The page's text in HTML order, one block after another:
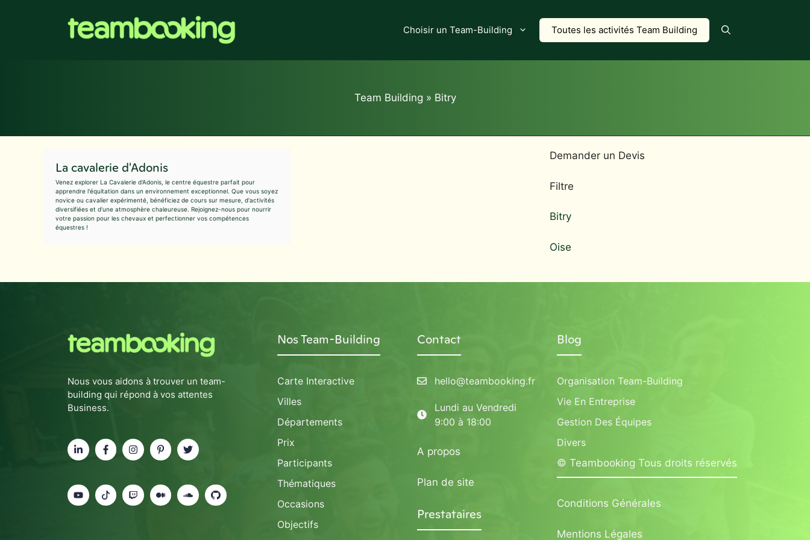
Choisir un Team-Building Toutes les activités Team Building
Team Building » Bitry
La cavalerie d'Adonis
Venez explorer La Cavalerie d'Adonis, le centre équestre parfait pour
apprendre l'équitation dans un environnement exceptionnel. Que vous soyez
novice ou cavalier expérimenté, bénéficiez de cours sur mesure, d'activités
diversifiées et d'une atmosphère chaleureuse. Rejoignez-nous pour nourrir
votre passion pour les chevaux et perfectionner vos compétences
équestres !
Demander un Devis
Filtre
Bitry
Oise
Nous vous aidons à trouver un team-
building qui répond à vos attentes
Business.
Nos Team-Building
Carte Interactive
Villes
Départements
Prix
Participants
Thématiques
Occasions
Objectifs
Contact
hello@teambooking.fr
Lundi au Vendredi
9:00 à 18:00
A propos
Plan de site
Prestataires
Blog
Organisation Team-Building
Vie En Entreprise
Gestion Des Équipes
Divers
© Teambooking Tous droits réservés
Conditions Générales
Mentions Légales